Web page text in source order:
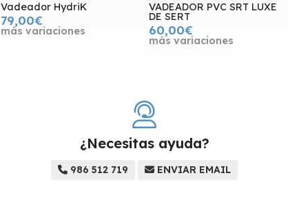
Vadeador HydriK
79,00€
más variaciones
VADEADOR PVC SRT LUXE
DE SERT
60,00€
más variaciones
¿Necesitas ayuda?
986 512 719 ENVIAR EMAIL